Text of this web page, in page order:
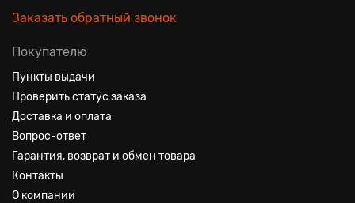
Заказать обратный звонок
Покупателю
Пункты выдачи
Проверить статус заказа
Доставка и оплата
Вопрос-ответ
Гарантия, возврат и обмен товара
Контакты
О компании